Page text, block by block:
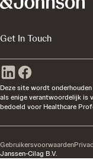
Get In Touch
Deze site wordt
als enige verantwoordelijk is
bedoeld voor Healthcare
Janssen-Cilag B.V.
Gebruikersvoorwaarden